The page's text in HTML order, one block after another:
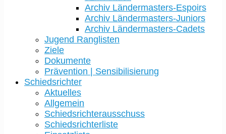
Archiv Ländermasters-Espoirs
Archiv Ländermasters-Juniors
Archiv Ländermasters-Cadets
Jugend Ranglisten
Ziele
Dokumente
Prävention | Sensibilisierung
Schiedsrichter
Aktuelles
Allgemein
Schiedsrichterausschuss
Schiedsrichterliste